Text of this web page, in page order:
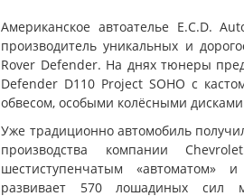
Американское автоателье E.C.D.
производитель уникальных и
Rover Defender. На днях тюнеры
Defender D110 Project SOHO с
обвесом, особыми колёсными
Уже традиционно автомобиль
производства компании
шестиступенчатым «автоматом»
развивает 570 лошадиных сил